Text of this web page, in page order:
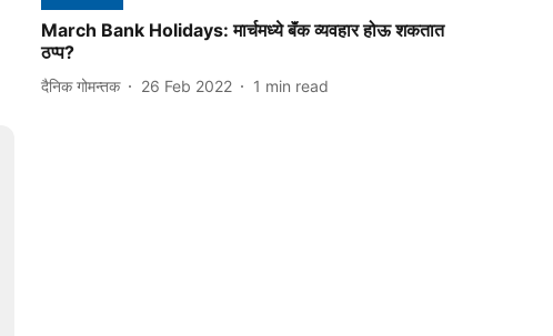
March Bank Holidays: मार्चमध्ये बॅंक व्यवहार होऊ शकतात
ठप्प?
दैनिक गोमन्तक 26 Feb 2022 1 min read